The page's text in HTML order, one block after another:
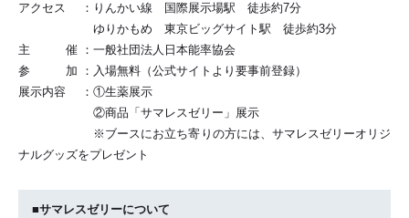
アクセス ：りんかい線 国際展示場駅 徒歩約7分
ゆりかもめ 東京ビッグサイト駅 徒歩約3分
主 催 ：一般社団法人日本能率協会
参 加 ：入場無料（公式サイトより要事前登録）
展示内容 ：①生薬展示
②商品「サマレスゼリー」展示
※ブースにお立ち寄りの方には、サマレスゼリーオリジ
ナルグッズをプレゼント
■サマレスゼリーについて